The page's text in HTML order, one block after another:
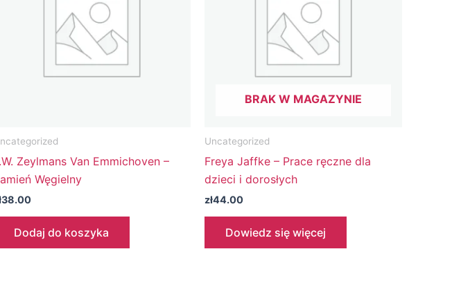
Zeylmans Van Emmichoven –
Węgielny
38.00
Dodaj do koszyka
BRAK W MAGAZYNIE
Uncategorized
Freya Jaffke – Prace ręczne dla
dzieci i dorosłych
zł44.00
Dowiedz się więcej